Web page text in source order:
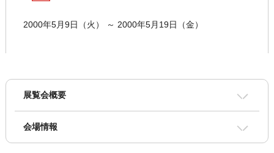
2000年5月9日（火） ～ 2000年5月19日（金）
展覧会概要
会場情報